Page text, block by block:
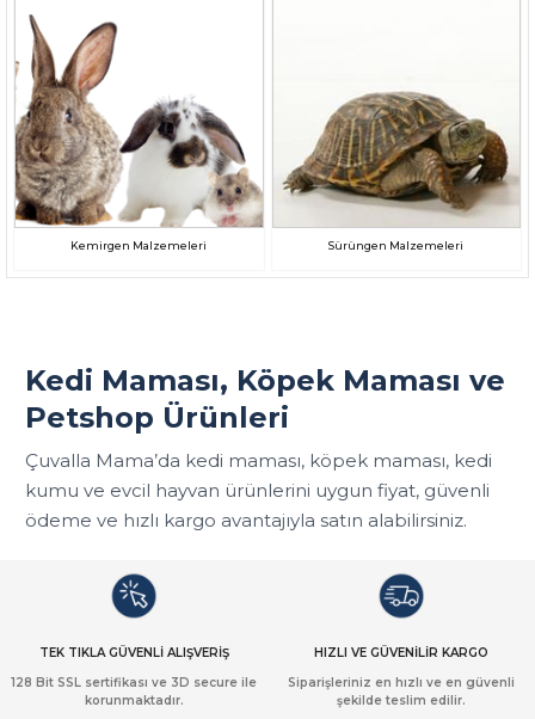
Kemirgen Malzemeleri Sürüngen Malzemeleri
Kedi Maması, Köpek Maması ve
Petshop Ürünleri
Çuvalla Mama’da kedi maması, köpek maması, kedi
kumu ve evcil hayvan ürünlerini uygun fiyat, güvenli
ödeme ve hızlı kargo avantajıyla satın alabilirsiniz.
TEK TIKLA GÜVENLİ ALIŞVERİŞ
128 Bit SSL sertifikası ve 3D secure ile
korunmaktadır.
HIZLI VE GÜVENİLİR KARGO
Siparişleriniz en hızlı ve en güvenli
şekilde teslim edilir.